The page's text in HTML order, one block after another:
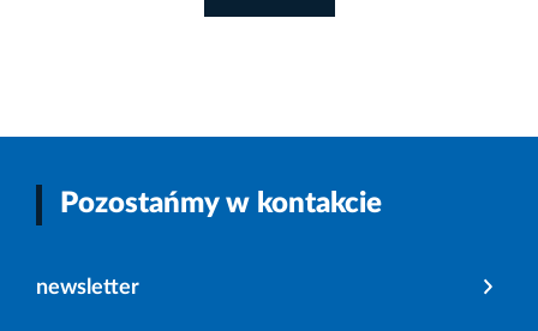
Pozostańmy w kontakcie
newsletter